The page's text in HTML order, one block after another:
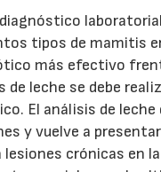
tipos de mamitis
más efectivo
de leche se debe
El análisis de
y vuelve a
crónicas en